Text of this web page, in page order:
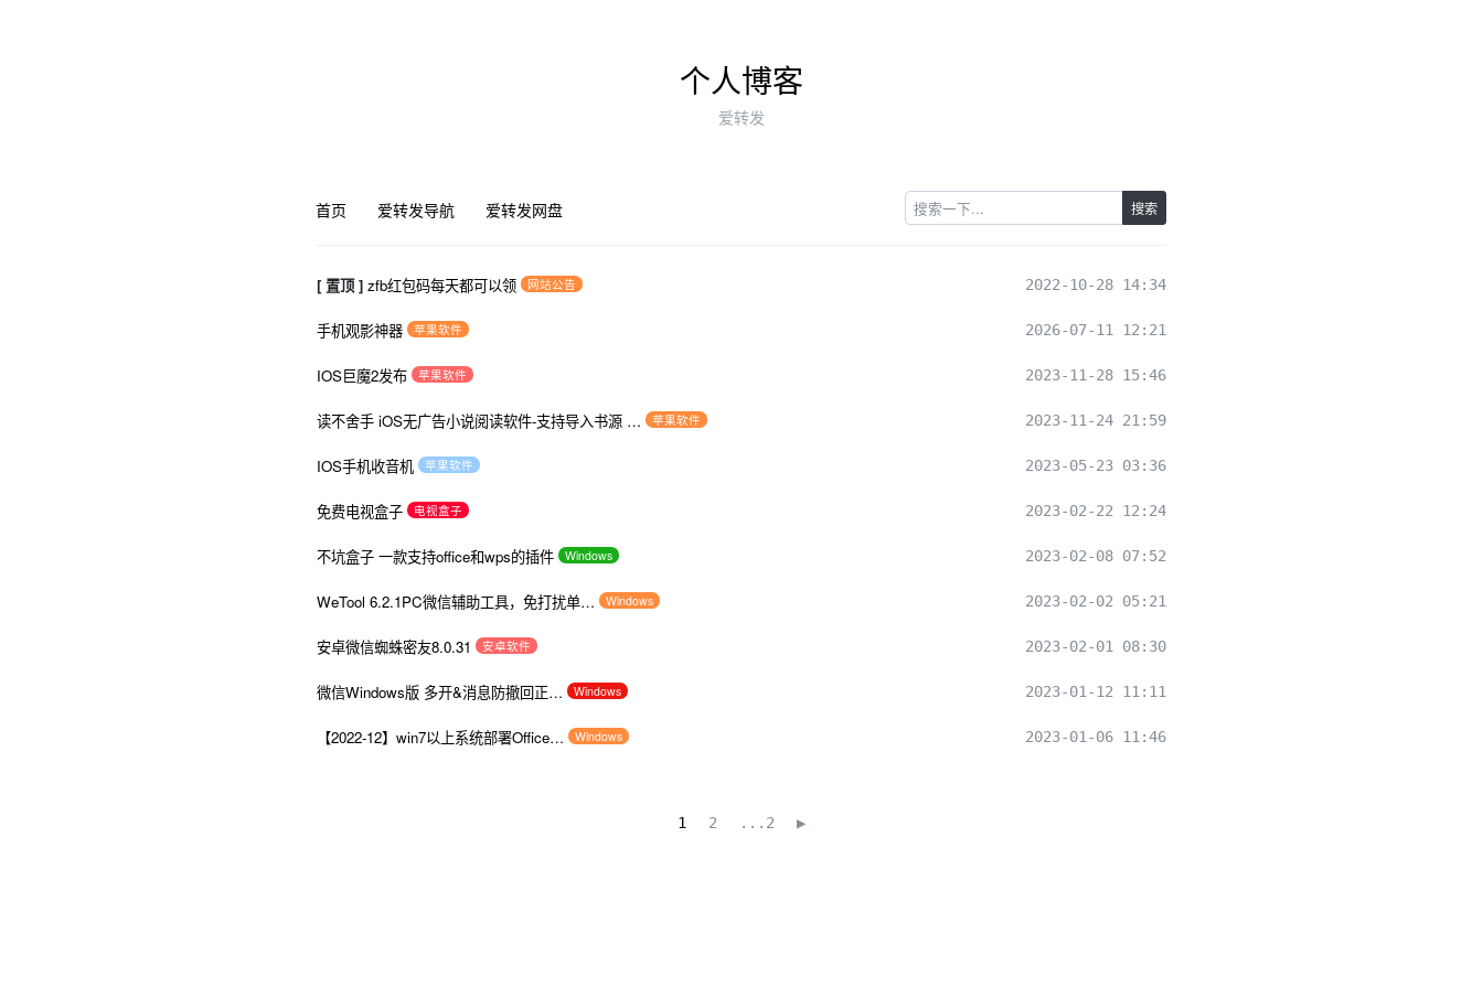
个人博客
爱转发
首页 爱转发导航 爱转发网盘 搜索
[ 置顶 ] zfb红包码每天都可以领 网站公告 2022-10-28 14:34
手机观影神器 苹果软件 2026-07-11 12:21
IOS巨魔2发布 苹果软件 2023-11-28 15:46
读不舍手 iOS无广告小说阅读软件-支持导入书源 … 苹果软件 2023-11-24 21:59
IOS手机收音机 苹果软件 2023-05-23 03:36
免费电视盒子 电视盒子 2023-02-22 12:24
不坑盒子 一款支持office和wps的插件 Windows 2023-02-08 07:52
WeTool 6.2.1PC微信辅助工具，免打扰单… Windows 2023-02-02 05:21
安卓微信蜘蛛密友8.0.31 安卓软件 2023-02-01 08:30
微信Windows版 多开&消息防撤回正… Windows 2023-01-12 11:11
【2022-12】win7以上系统部署Office… Windows 2023-01-06 11:46
1 2 ...2 ▶